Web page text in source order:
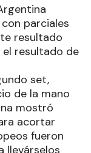
parciales
resultado
resultado de
set,
de la mano
mostró
acortar
fueron